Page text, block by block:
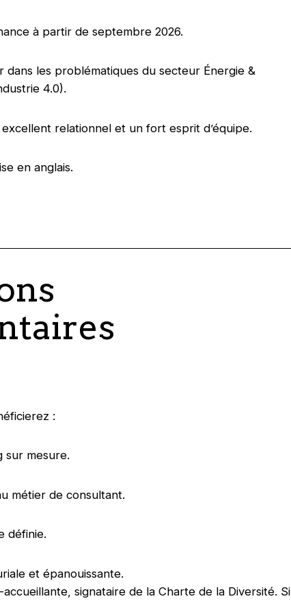
à partir de septembre 2026.
dans les problématiques du secteur Énergie &
4.0).
relationnel et un fort esprit d’équipe.
en anglais.
:
sur mesure.
métier de consultant.
définie.
et épanouissante.
signataire de la Charte de la Diversité. Si